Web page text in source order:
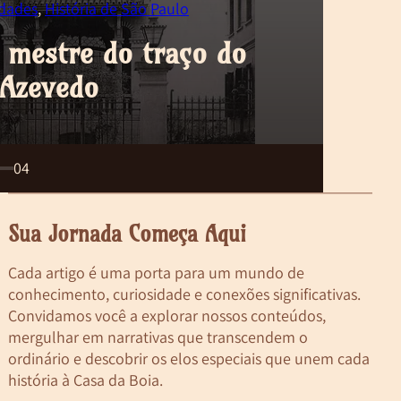
do traço do
,História de São Paulo
04
Sua Jornada Começa Aqui
Cada artigo é uma porta para um mundo de
conhecimento, curiosidade e conexões significativas.
Convidamos você a explorar nossos conteúdos,
mergulhar em narrativas que transcendem o
ordinário e descobrir os elos especiais que unem cada
história à Casa da Boia.